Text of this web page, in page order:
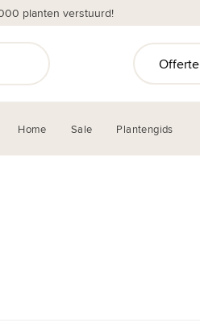
planten verstuurd!
Offerte
Home Sale Plantengids